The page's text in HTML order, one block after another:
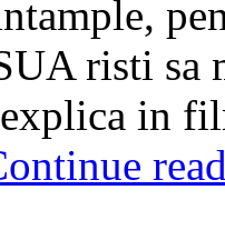
risti sa
in